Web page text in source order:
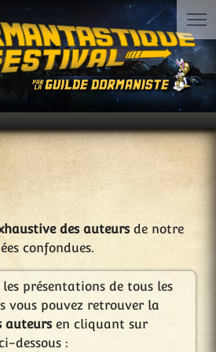
des auteursde notre
confondues.
présentations de tous les
vous pouvez retrouver la
auteursen cliquant sur
dessous :